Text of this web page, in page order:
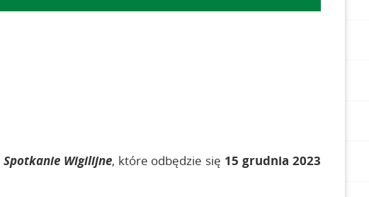
Spotkanie Wigilijne, które odbędzie się 15 grudnia 2023